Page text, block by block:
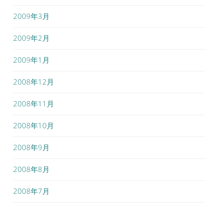
2009年3月
2009年2月
2009年1月
2008年12月
2008年11月
2008年10月
2008年9月
2008年8月
2008年7月